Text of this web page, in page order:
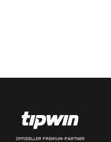
OFFIZIELLER PREMIUM-PARTNER